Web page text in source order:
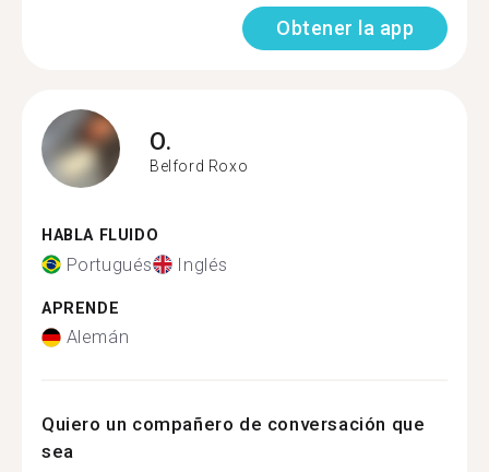
Obtener la app
O.
Belford Roxo
HABLA FLUIDO
Portugués Inglés
APRENDE
Alemán
Quiero un compañero de conversación que
sea